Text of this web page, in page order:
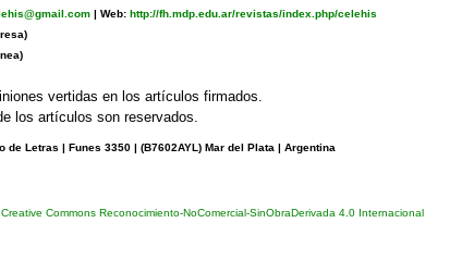
| Web: http://fh.mdp.edu.ar/revistas/index.php/celehis
vertidas en los artículos firmados.
los artículos son reservados.
de Letras | Funes 3350 | (B7602AYL) Mar del Plata | Argentina
Commons Reconocimiento-NoComercial-SinObraDerivada 4.0 Internacional